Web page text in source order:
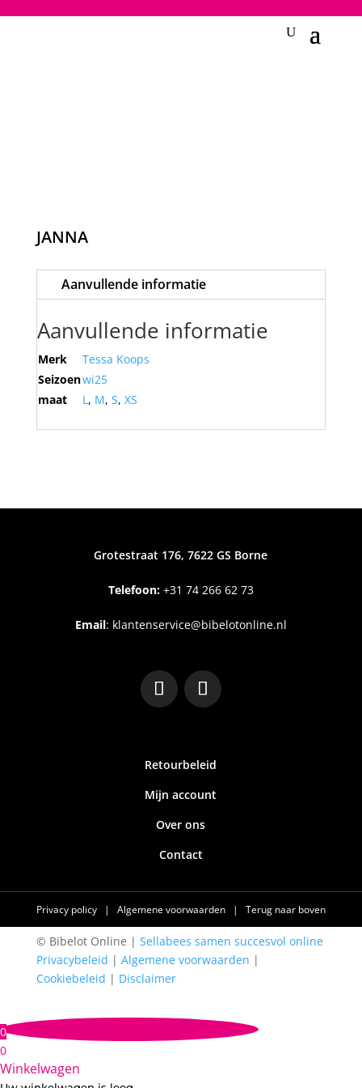
JANNA
Aanvullende informatie
Aanvullende informatie
Merk
Tessa Koops
Seizoenwi25
maat
L, M, S, XS
Grotestraat 176, 7622 GS Borne
Telefoon:+31 74 266 62 73
Email: klantenservice@bibelotonline.nl
Retourbeleid
Mijn account
Over ons
Contact
Privacy policy | Algemene voorwaarden | Terug naar boven
© Bibelot Online | Sellabees samen succesvol online
Privacybeleid | Algemene voorwaarden |
Cookiebeleid | Disclaimer
0
0
Winkelwagen